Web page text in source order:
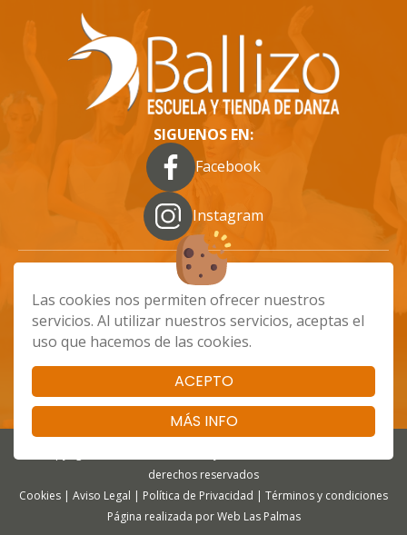
Las cookies nos permiten ofrecer nuestros
servicios. Al utilizar nuestros servicios, aceptas el
uso que hacemos de las cookies.
ACEPTO
MÁS INFO
SIGUENOS EN:
Facebook
Instagram
info@ballizo.es
661 48 68 89
Calle Batalla de Brunete, 79, Las Palmas de
Gran Canaria
derechos reservados
Cookies | Aviso Legal | Política de Privacidad | Términos y condiciones
Página realizada porWeb Las Palmas